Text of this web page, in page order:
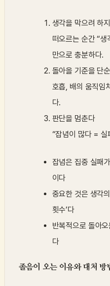
생각을 막으려 하
떠오르는 순간 “
만으로 충분하다.
돌아올 기준을 단
호흡, 배의 움직임
다.
판단을 멈춘다
“잡념이 많다 = 실
잡념은 집중 실패
이다
중요한 것은 생각
횟수’다
반복적으로 돌아
다
졸음이 오는 이유와 대처 방